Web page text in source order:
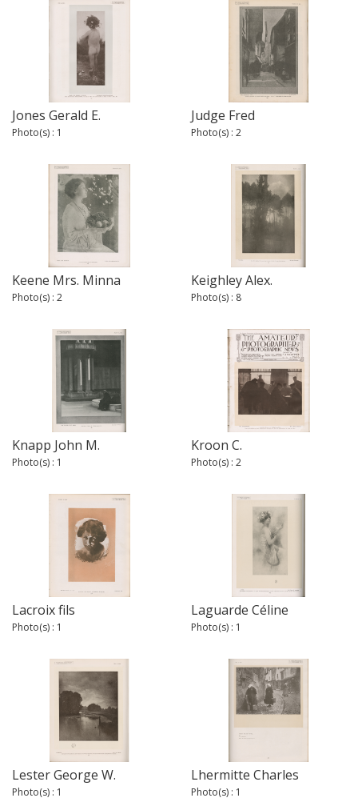
Jones Gerald E.
Photo(s) : 1
Judge Fred
Photo(s) : 2
Keene Mrs. Minna
Photo(s) : 2
Keighley Alex.
Photo(s) : 8
Knapp John M.
Photo(s) : 1
Kroon C.
Photo(s) : 2
Lacroix fils
Photo(s) : 1
Laguarde Céline
Photo(s) : 1
Lester George W.
Photo(s) : 1
Lhermitte Charles
Photo(s) : 1